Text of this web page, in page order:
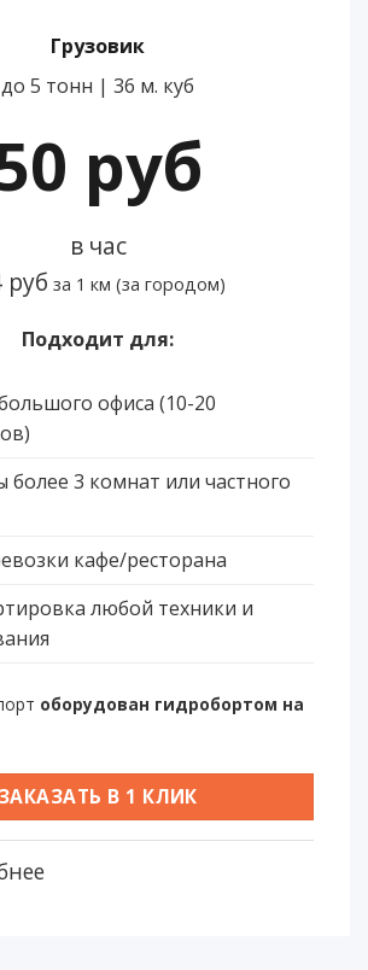
Грузовик
до 5 тонн | 36 м. куб
руб
в час
руб за 1 км (за городом)
Подходит для:
офиса (10-20
более 3 комнат или частного
кафе/ресторана
любой техники и
оборудован гидробортом на
ЗАКАЗАТЬ В 1 КЛИК